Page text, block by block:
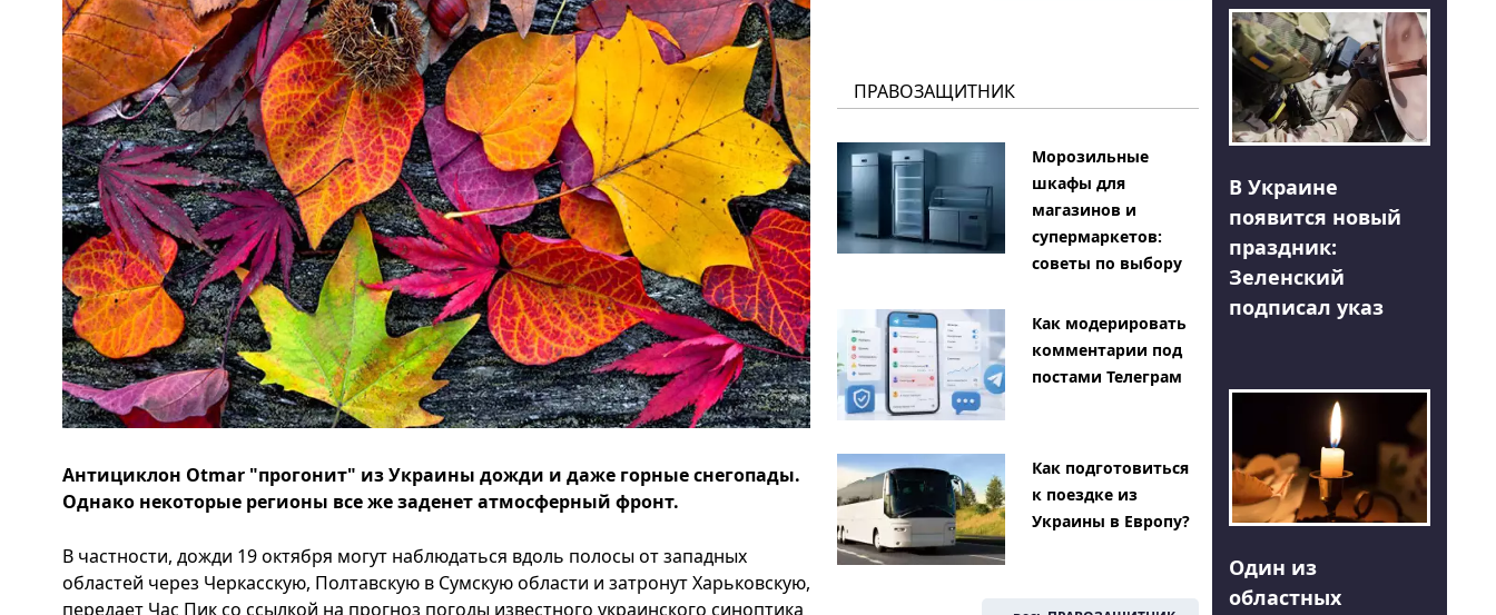
Антициклон Otmar "прогонит" из Украины дожди и даже горные снегопады.
Однако некоторые регионы все же заденет атмосферный фронт.
В частности, дожди 19 октября могут наблюдаться вдоль полосы от западных
областей через Черкасскую, Полтавскую в Сумскую области и затронут Харьковскую,
передает Час Пик со ссылкой на прогноз погоды известного украинского синоптика
ПРАВОЗАЩИТНИК
Морозильные
шкафы для
магазинов и
супермаркетов:
советы по выбору
Как модерировать
комментарии под
постами Телеграм
Как подготовиться
к поездке из
Украины в Европу?
В Украине
появится новый
праздник:
Зеленский
подписал указ
Один из
областных